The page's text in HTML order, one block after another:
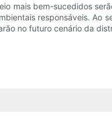
mais bem-sucedidos
responsáveis.
no futuro cenário da